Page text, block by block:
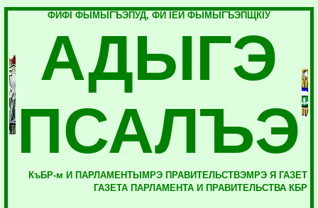
ФИФI ФЫМЫГЪЭПУД, ФИ IЕЙ ФЫМЫГЪЭПЩКIУ
АДЫГЭ
ПСАЛЪЭ
КъБР-м И ПАРЛАМЕНТЫМРЭ ПРАВИТЕЛЬСТВЭМРЭ Я ГАЗЕТ
ГАЗЕТА ПАРЛАМЕНТА И ПРАВИТЕЛЬСТВА КБР